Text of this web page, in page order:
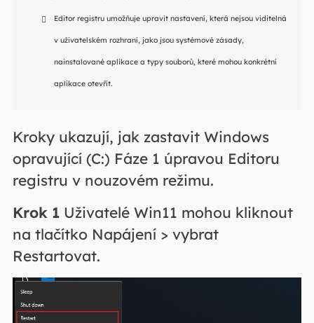
Editor registru umožňuje upravit nastavení, která nejsou viditelná
v uživatelském rozhraní, jako jsou systémové zásady,
nainstalované aplikace a typy souborů, které mohou konkrétní
aplikace otevřít.
Kroky ukazují, jak zastavit Windows
opravující (C:) Fáze 1 úpravou Editoru
registru v nouzovém režimu.
Krok 1Uživatelé Win11 mohou kliknout
na tlačítko Napájení > vybrat
Restartovat.